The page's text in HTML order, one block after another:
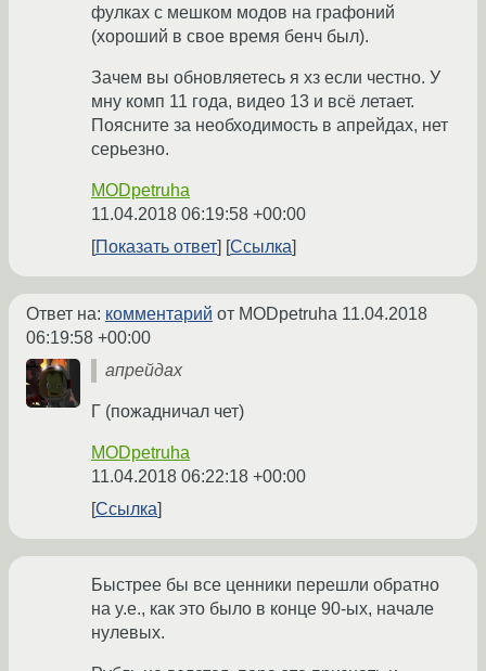
фулках с мешком модов на графоний
(хороший в свое время бенч был).
Зачем вы обновляетесь я хз если честно. У
мну комп 11 года, видео 13 и всё летает.
Поясните за необходимость в апрейдах, нет
серьезно.
MODpetruha
11.04.2018 06:19:58 +00:00
Показать ответ
Ссылка
Ответ на: комментарий от MODpetruha 11.04.2018
06:19:58 +00:00
апрейдах
Г (пожадничал чет)
MODpetruha
11.04.2018 06:22:18 +00:00
Ссылка
Быстрее бы все ценники перешли обратно
на y.е., как это было в конце 90-ых, начале
нулевых.